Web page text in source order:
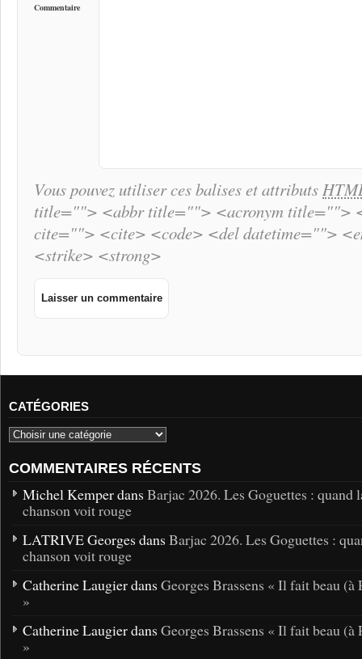
Commentaire
Vous pouvez utiliser ces balises et attributs
title=""> <abbr title=""> <acronym title="">
cite=""> <cite> <code> <del datetime="">
<strike> <strong>
CATÉGORIES
COMMENTAIRES RÉCENTS
Michel Kemper dans Barjac 2026. Les Goguettes : quand
chanson voit rouge
LATRIVE Georges dans Barjac 2026. Les Goguettes :
chanson voit rouge
Catherine Laugier dans Georges Brassens « Il fait beau (à
»
Catherine Laugier dans Georges Brassens « Il fait beau (à
»